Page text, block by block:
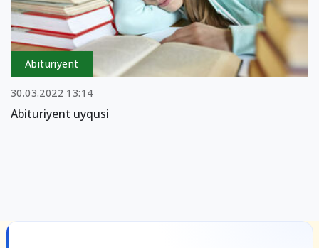
Abituriyent
30.03.2022 13:14
Abituriyent uyqusi